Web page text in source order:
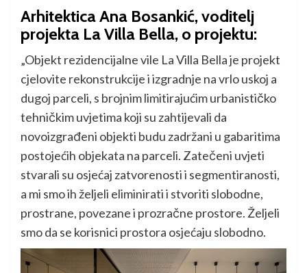
Arhitektica Ana Bosankić, voditelj
projekta La Villa Bella, o projektu:
„Objekt rezidencijalne vile La Villa Bella je projekt
cjelovite rekonstrukcije i izgradnje na vrlo uskoj a
dugoj parceli, s brojnim limitirajućim urbanističko
tehničkim uvjetima koji su zahtijevali da
novoizgrađeni objekti budu zadržani u gabaritima
postojećih objekata na parceli. Zatečeni uvjeti
stvarali su osjećaj zatvorenosti i segmentiranosti,
a mi smo ih željeli eliminirati i stvoriti slobodne,
prostrane, povezane i prozračne prostore. Željeli
smo da se korisnici prostora osjećaju slobodno.